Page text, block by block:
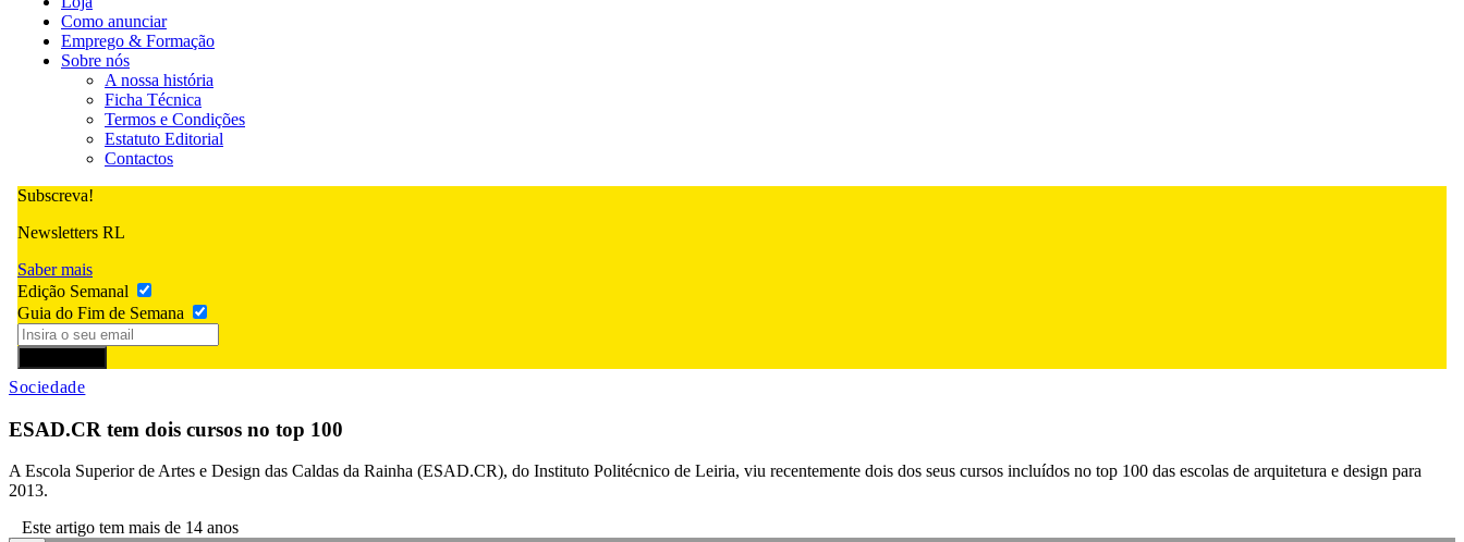
Como anunciar
Emprego & Formação
Sobre nós
A nossa história
Ficha Técnica
Termos e Condições
Estatuto Editorial
Contactos
Subscreva!
Newsletters RL
Saber mais
Edição Semanal
Guia do Fim de Semana
Sociedade
ESAD.CR tem dois cursos no top 100
A Escola Superior de Artes e Design das Caldas da Rainha (ESAD.CR), do Instituto Politécnico de Leiria, viu recentemente dois dos seus cursos incluídos no top 100 das escolas de arquitetura e design para
2013.
Este artigo tem mais de 14 anos